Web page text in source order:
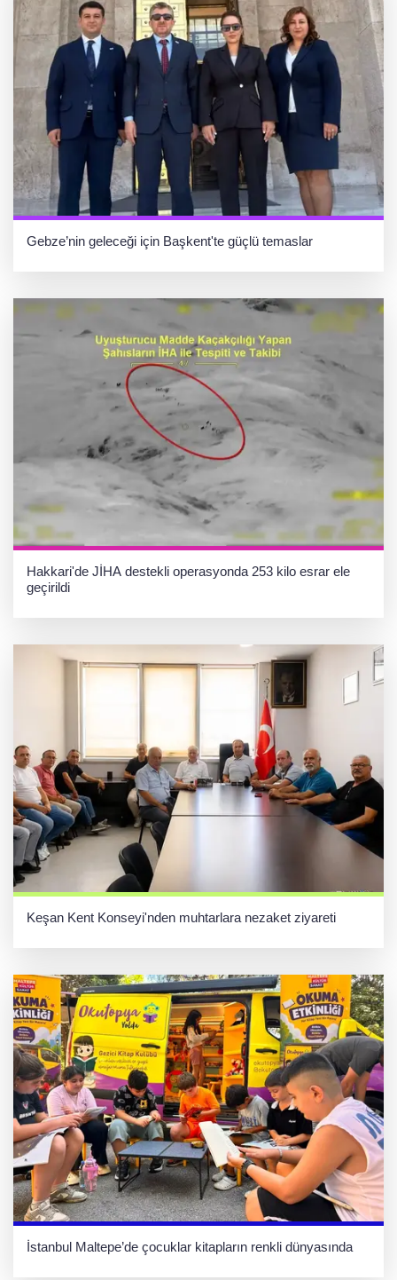
Gebze’nin geleceği için Başkent'te güçlü temaslar
Hakkari'de JİHA destekli operasyonda 253 kilo esrar ele
geçirildi
Keşan Kent Konseyi'nden muhtarlara nezaket ziyareti
İstanbul Maltepe’de çocuklar kitapların renkli dünyasında